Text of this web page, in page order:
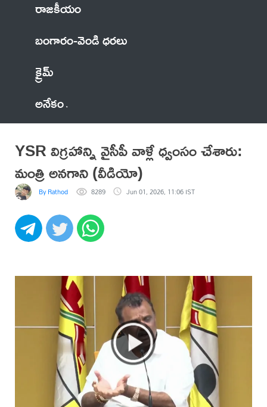
రాజకీయం
బంగారం-వెండి ధరలు
క్రైమ్
అనేకం
YSR విగ్రహాన్ని వైసీపీ వాళ్లే ధ్వంసం చేశారు:
మంత్రి అనగాని (వీడియో)
By Rathod 8289 Jun 01, 2026, 11:06 IST